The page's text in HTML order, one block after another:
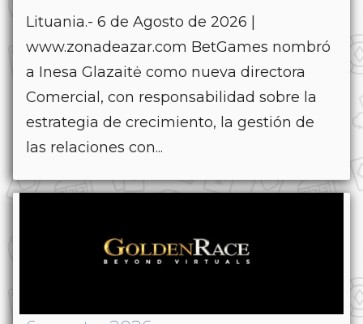
Lituania.- 6 de Agosto de 2026 |
www.zonadeazar.com BetGames nombró
a Inesa Glazaitė como nueva directora
Comercial, con responsabilidad sobre la
estrategia de crecimiento, la gestión de
las relaciones con...